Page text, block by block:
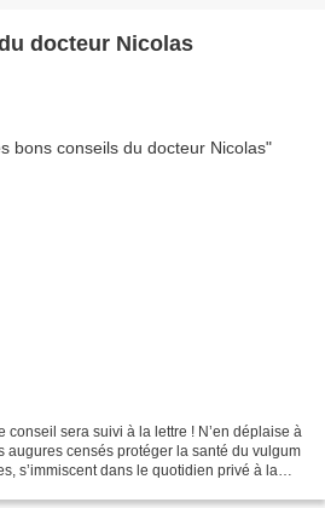
docteur Nicolas
conseil sera suivi à la lettre ! N’en déplaise à
augures censés protéger la santé du vulgum
s’immiscent dans le quotidien privé à la